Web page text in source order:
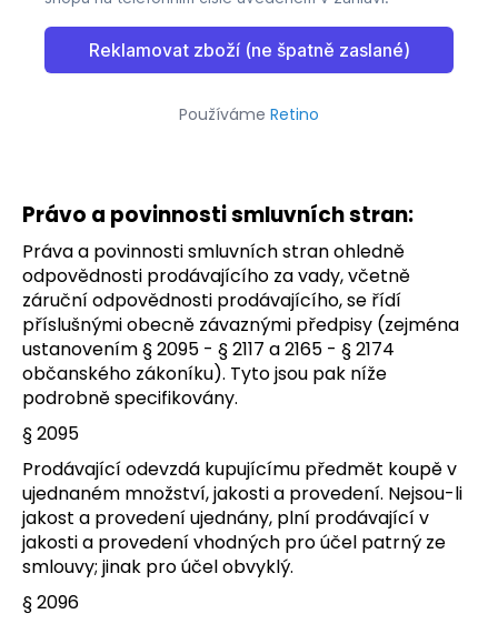
Používáme Retino
Právo a povinnosti smluvních stran:
Práva a povinnosti smluvních stran ohledně
odpovědnosti prodávajícího za vady, včetně
záruční odpovědnosti prodávajícího, se řídí
příslušnými obecně závaznými předpisy (zejména
ustanovením § 2095 - § 2117 a 2165 - § 2174
občanského zákoníku). Tyto jsou pak níže
podrobně specifikovány.
§ 2095
Prodávající odevzdá kupujícímu předmět koupě v
ujednaném množství, jakosti a provedení. Nejsou-li
jakost a provedení ujednány, plní prodávající v
jakosti a provedení vhodných pro účel patrný ze
smlouvy; jinak pro účel obvyklý.
§ 2096